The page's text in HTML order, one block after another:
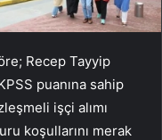
Recep Tayyip
puanına sahip
işçi alımı
koşullarını merak